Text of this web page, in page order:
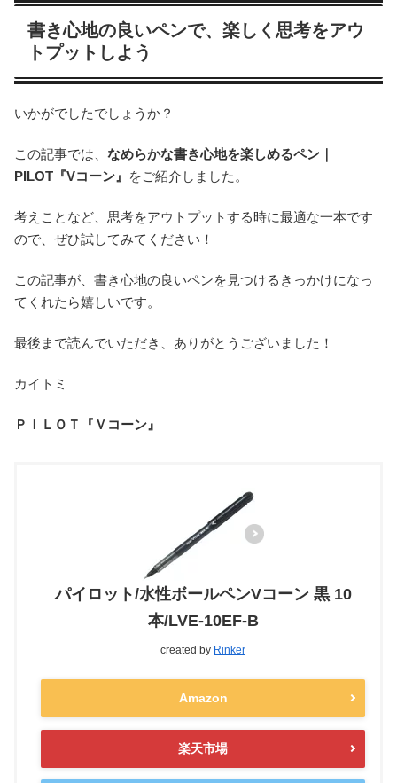
書き心地の良いペンで、楽しく思考をアウ
トプットしよう
いかがでしたでしょうか？
この記事では、 なめらかな書き心地を楽しめるペン｜
PILOT『Vコーン』 をご紹介しました。
考えことなど、思考をアウトプットする時に最適な一本です
ので、ぜひ試してみてください！
この記事が、書き心地の良いペンを見つけるきっかけになっ
てくれたら嬉しいです。
最後まで読んでいただき、ありがとうございました！
カイトミ
ＰＩＬＯＴ『Ｖコーン』
パイロット/水性ボールペンVコーン 黒 10
本/LVE-10EF-B
created by Rinker
Amazon
楽天市場